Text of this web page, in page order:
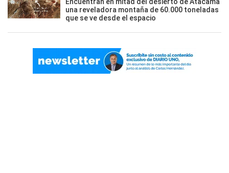
una reveladora montaña de 60.000 toneladas
que se ve desde el espacio